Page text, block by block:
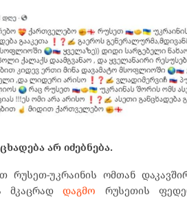
არ იძებნება.
რუსეთ-უკრაინის ომთან
მკაცრადდაგმო რუსეთის